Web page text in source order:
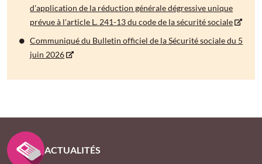
d'application de la réduction générale dégressive unique
prévue à l'article L. 241-13 du code de la sécurité sociale
Communiqué du Bulletin officiel de la Sécurité sociale du 5
juin 2026
PIED DE PAGE KLESIA - ASSUREUR D’INTÉRÊT
ACTUALITÉS